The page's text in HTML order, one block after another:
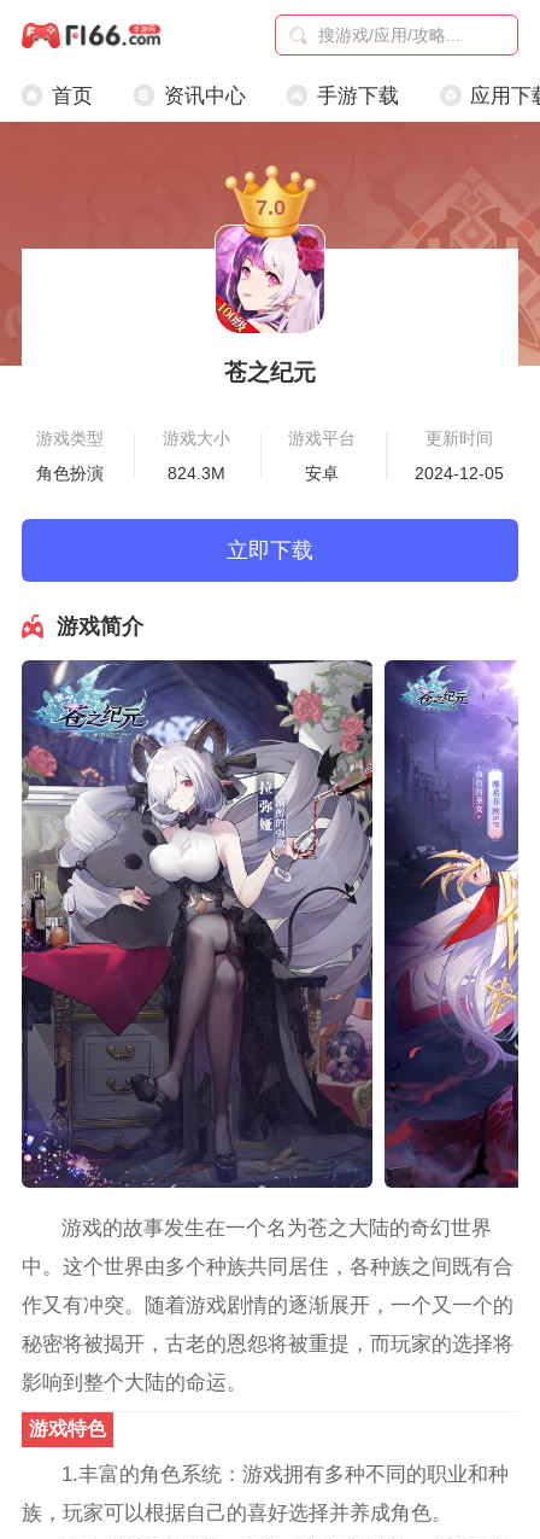
首页 资讯中心 手游下载 应用下
苍之纪元
7.0
游戏类型
角色扮演
游戏大小
824.3M
游戏平台
安卓
更新时间
2024-12-05
立即下载
游戏简介
游戏的故事发生在一个名为苍之大陆的奇幻世界
中。这个世界由多个种族共同居住，各种族之间既有合
作又有冲突。随着游戏剧情的逐渐展开，一个又一个的
秘密将被揭开，古老的恩怨将被重提，而玩家的选择将
影响到整个大陆的命运。
游戏特色
1.丰富的角色系统：游戏拥有多种不同的职业和种
族，玩家可以根据自己的喜好选择并养成角色。